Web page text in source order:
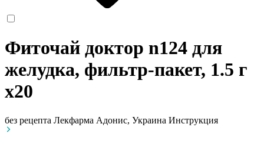
Фиточай доктор n124 для
желудка, фильтр-пакет, 1.5 г
x20
без рецепта Лекфарма Адонис, Украина Инструкция